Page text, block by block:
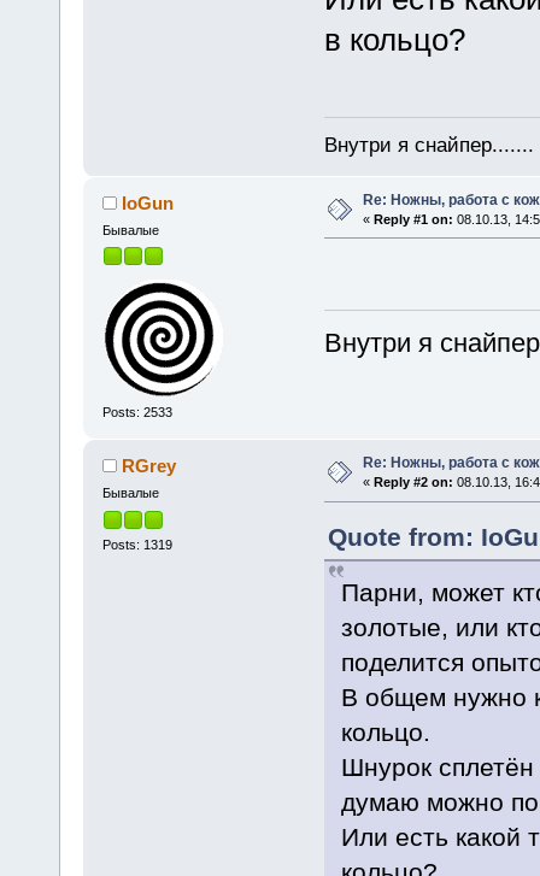
в кольцо?
Внутри я
IoGun
Бывалые
Posts: 2533
Re: Ножны, работа с
« Reply #1 on: 08.10.13,
Внутри я
RGrey
Бывалые
Posts: 1319
Re: Ножны, работа с
« Reply #2 on: 08.10.13,
Quote from:
Парни, может
золотые, или
поделится
В общем нужно
кольцо.
Шнурок
думаю можно
Или есть какой